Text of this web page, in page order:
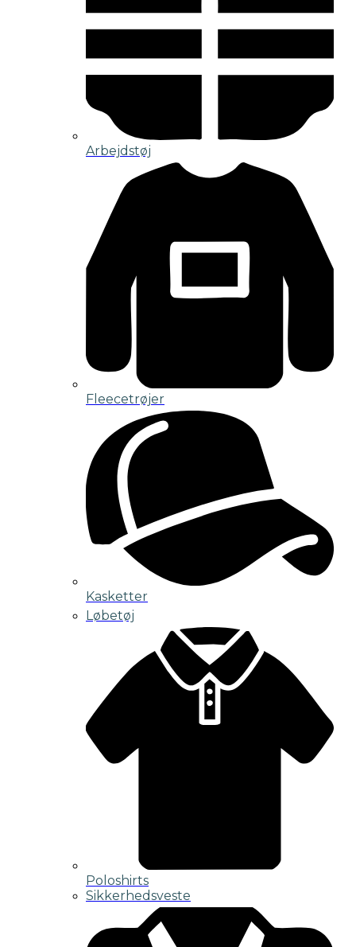
Arbejdstøj
Fleecetrøjer
Kasketter
Løbetøj
Poloshirts
Sikkerhedsveste